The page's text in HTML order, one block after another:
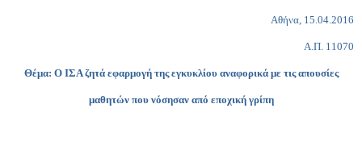
Αθήνα, 15.04.2016
Α.Π. 11070
Θέμα: Ο ΙΣΑ ζητά εφαρμογή της εγκυκλίου αναφορικά με τις απουσίες
μαθητών που νόσησαν από εποχική γρίπη